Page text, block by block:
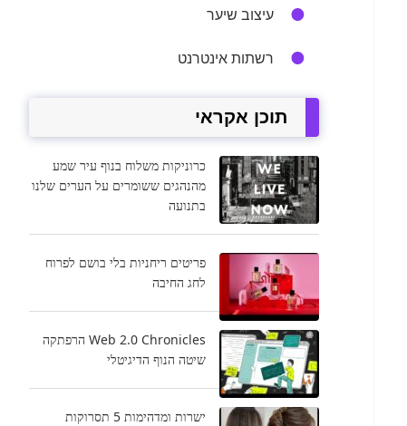
עיצוב שיער
רשתות אינטרנט
תוכן אקראי
כרוניקות משלוח בנוף עיר שמע
מהנהגים ששומרים על הערים שלנו
בתנועה
פריטים ריחניות בלי בושם לפרוח
לחג החיבה
Web 2.0 Chronicles הרפתקה
שיטה הנוף הדיגיטלי
ישרות ומדהימות 5 תסרוקות